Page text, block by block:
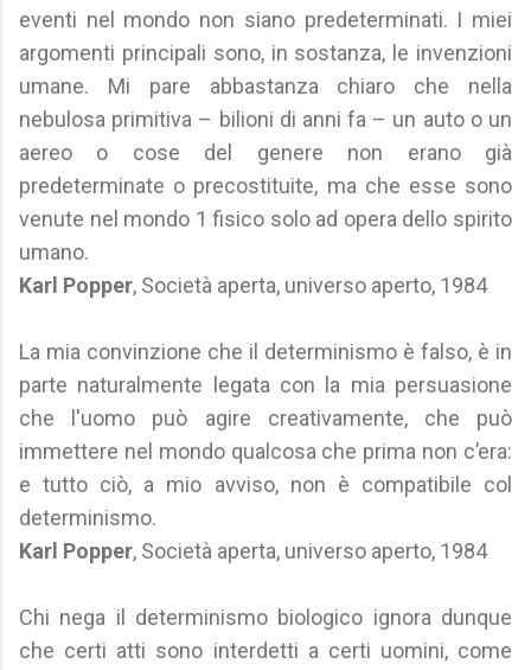
eventi nel mondo non siano predeterminati. I miei
argomenti principali sono, in sostanza, le invenzioni
umane. Mi pare abbastanza chiaro che nella
nebulosa primitiva – bilioni di anni fa – un auto o un
aereo o cose del genere non erano già
predeterminate o precostituite, ma che esse sono
venute nel mondo 1 fisico solo ad opera dello spirito
umano.
Karl Popper, Società aperta, universo aperto, 1984
La mia convinzione che il determinismo è falso, è in
parte naturalmente legata con la mia persuasione
che l'uomo può agire creativamente, che può
immettere nel mondo qualcosa che prima non c’era:
e tutto ciò, a mio avviso, non è compatibile col
determinismo.
Karl Popper, Società aperta, universo aperto, 1984
Chi nega il determinismo biologico ignora dunque
che certi atti sono interdetti a certi uomini, come